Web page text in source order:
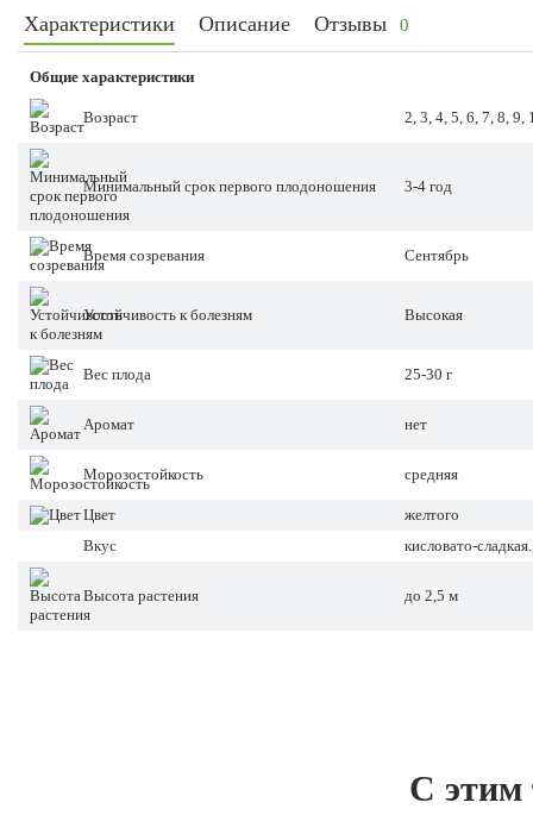
Характеристики Описание Отзывы 0
Общие характеристики
Возраст 2, 3, 4, 5, 6, 7, 8, 9,
Минимальный срок первого плодоношения 3-4 год
Время созревания Сентябрь
Устойчивость к болезням Высокая
Вес плода 25-30 г
Аромат нет
Морозостойкость средняя
Цвет
желтого
Вкус
кисловато-сладкая.
Высота растения до 2,5 м
С этим